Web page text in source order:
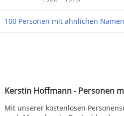
Kerstin Hoffmann - Personen
Mit unserer kostenlosen
100 Personen mit ähnlichen Namen